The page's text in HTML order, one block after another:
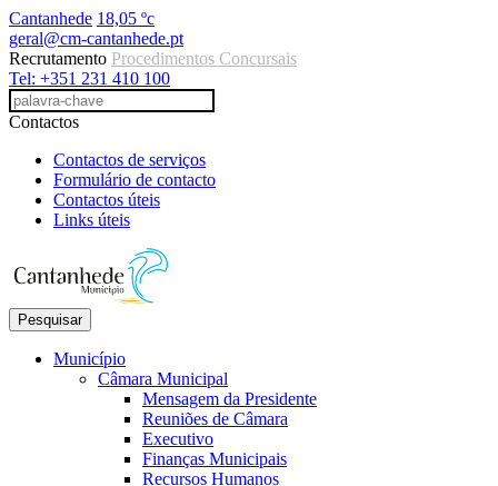
Cantanhede 18,05 ºc
geral@cm-cantanhede.pt
Recrutamento Procedimentos Concursais
Tel: +351 231 410 100
Contactos
Contactos de serviços
Formulário de contacto
Contactos úteis
Links úteis
Pesquisar
Município
Câmara Municipal
Mensagem da Presidente
Reuniões de Câmara
Executivo
Finanças Municipais
Recursos Humanos